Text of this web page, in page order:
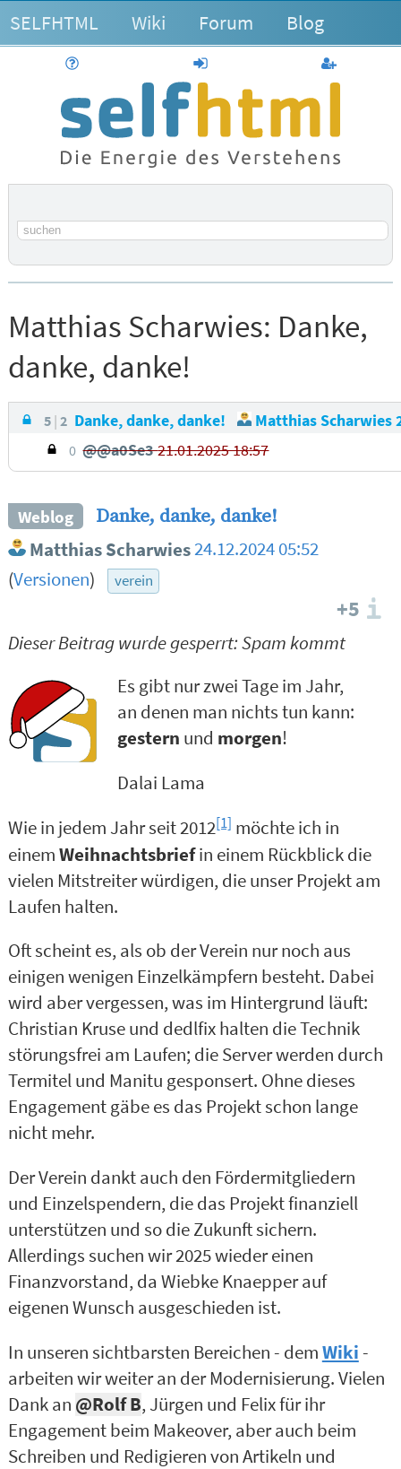
SELFHTML Wiki Forum Blog
anmelden
Suchbegriff
Matthias Scharwies: Danke,
danke, danke!
5 2 Danke, danke, danke! Matthias Scharwies
0 @@a0Se321.01.2025 18:57
Weblog
Danke, danke, danke!
Matthias Scharwies24.12.2024 05:52
(Versionen) verein
+5
Dieser Beitrag wurde gesperrt: Spam kommt
Es gibt nur zwei Tage im Jahr,
an denen man nichts tun kann:
gestern und morgen!
Dalai Lama
Wie in jedem Jahr seit 2012[1] möchte ich in
einemWeihnachtsbriefin einem Rückblick die
vielen Mitstreiter würdigen, die unser Projekt am
Laufen halten.
Oft scheint es, als ob der Verein nur noch aus
einigen wenigen Einzelkämpfern besteht. Dabei
wird aber vergessen, was im Hintergrund läuft:
Christian Kruse und dedlfix halten die Technik
störungsfrei am Laufen; die Server werden durch
Termitel und Manitu gesponsert. Ohne dieses
Engagement gäbe es das Projekt schon lange
nicht mehr.
Der Verein dankt auch den Fördermitgliedern
und Einzelspendern, die das Projekt finanziell
unterstützen und so die Zukunft sichern.
Allerdings suchen wir 2025 wieder einen
Finanzvorstand, da Wiebke Knaepper auf
eigenen Wunsch ausgeschieden ist.
In unseren sichtbarsten Bereichen - demWiki-
arbeiten wir weiter an der Modernisierung. Vielen
Dank an @Rolf B, Jürgen und Felix für ihr
Engagement beim Makeover, aber auch beim
Schreiben und Redigieren von Artikeln und